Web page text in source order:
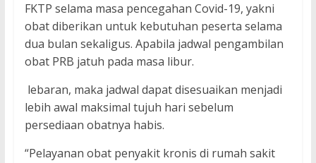
FKTP selama masa pencegahan Covid-19, yakni
obat diberikan untuk kebutuhan peserta selama
dua bulan sekaligus. Apabila jadwal pengambilan
obat PRB jatuh pada masa libur.
lebaran, maka jadwal dapat disesuaikan menjadi
lebih awal maksimal tujuh hari sebelum
persediaan obatnya habis.
“Pelayanan obat penyakit kronis di rumah sakit